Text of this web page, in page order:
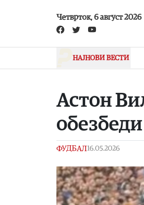
Четврток, 6 август 2026
НАЈНОВИ ВЕСТИ
Астон
ФУДБАЛ16.05.2026